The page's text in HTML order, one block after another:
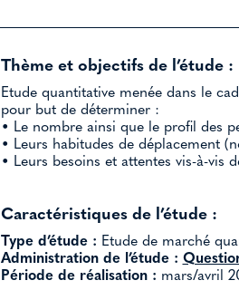
Thème et objectifs de l’étude :
Etude quantitative menée dans le
pour but de déterminer :
• Le nombre ainsi que le profil des
• Leurs habitudes de déplacement
• Leurs besoins et attentes vis-à-vis
Caractéristiques de l’étude :
Type d’étude : Etude de marché
Administration de l’étude :
Période de réalisation : mars/avril